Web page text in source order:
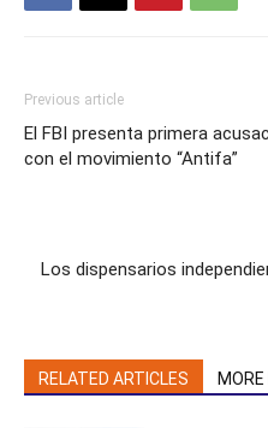
Previous article
El FBI presenta primera
con el movimiento “Antifa”
Los dispensarios
RELATED ARTICLES